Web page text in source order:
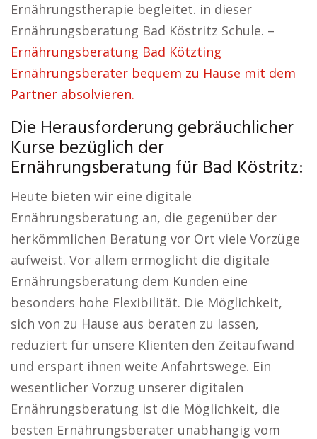
Ernährungstherapie begleitet. in dieser
Ernährungsberatung Bad Köstritz Schule. –
Ernährungsberatung Bad Kötzting
Ernährungsberater bequem zu Hause mit dem
Partner absolvieren.
Die Herausforderung gebräuchlicher
Kurse bezüglich der
Ernährungsberatung für Bad Köstritz:
Heute bieten wir eine digitale
Ernährungsberatung an, die gegenüber der
herkömmlichen Beratung vor Ort viele Vorzüge
aufweist. Vor allem ermöglicht die digitale
Ernährungsberatung dem Kunden eine
besonders hohe Flexibilität. Die Möglichkeit,
sich von zu Hause aus beraten zu lassen,
reduziert für unsere Klienten den Zeitaufwand
und erspart ihnen weite Anfahrtswege. Ein
wesentlicher Vorzug unserer digitalen
Ernährungsberatung ist die Möglichkeit, die
besten Ernährungsberater unabhängig vom